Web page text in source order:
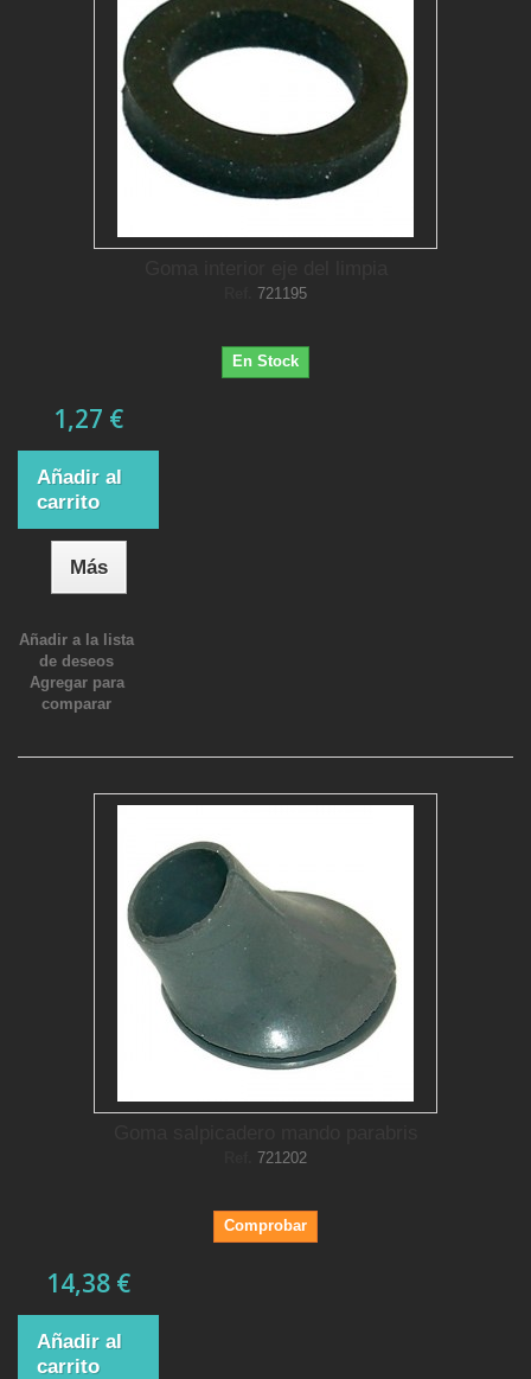
721195
En Stock
1,27 €
Añadir al
carrito
Más
Añadir a la lista
de deseos
Agregar para
comparar
721202
Comprobar
14,38 €
Añadir al
carrito